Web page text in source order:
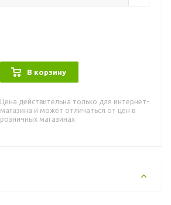
В корзину
Цена действительна только для интернет-
магазина и может отличаться от цен в
розничных магазинах